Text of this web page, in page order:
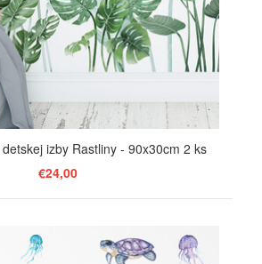
izby Rastliny - 90x30cm 2 ks
€24,00